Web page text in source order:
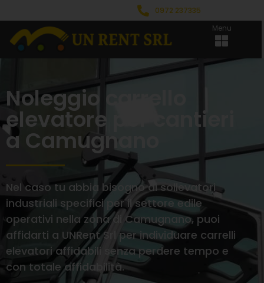
0972 237335
Menu
Noleggio carrello
elevatore per cantieri
a Camugnano
Nel caso tu abbia bisogno di sollevatori
industriali specifici per il settore edile
operativi nella zona di Camugnano, puoi
affidarti a UNRent Srl per individuare carrelli
elevatori affidabili senza perdere tempo e
con totale affidabilità.